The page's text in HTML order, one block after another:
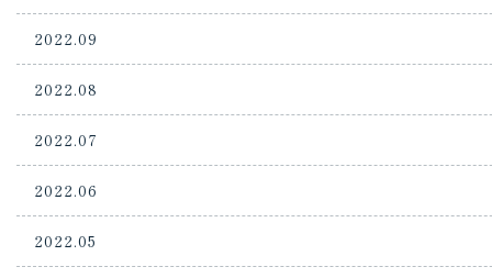
2022.09
2022.08
2022.07
2022.06
2022.05